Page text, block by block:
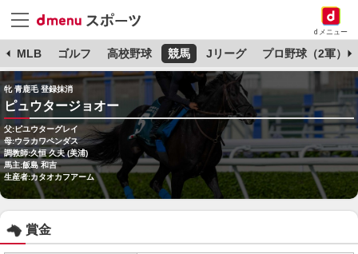
dメニュー
MLB ゴルフ 高校野球 競馬 Jリーグ プロ野球（2軍）
牝 青鹿毛 登録抹消
ピュウタージョオー
父:ピユウターグレイ
母:ウラカワペンダス
調教師:久恒 久夫 (美浦)
馬主:飯島 和吉
生産者:カタオカフアーム
賞金